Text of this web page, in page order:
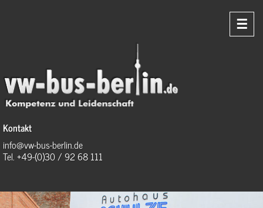
☰
Kontakt
info@vw-bus-berlin.de
Tel. +49-(0)30 / 92 68 111